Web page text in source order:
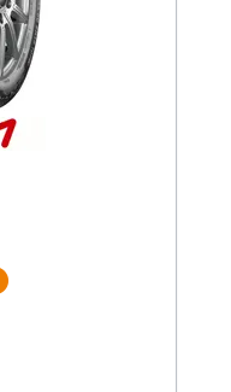
Mehr Informationen zum